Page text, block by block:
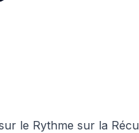
le Rythme sur la